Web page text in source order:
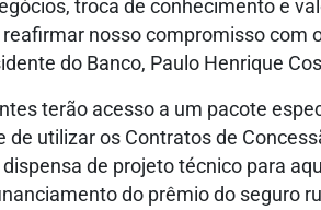
troca de conhecimento e
nosso compromisso com
do Banco, Paulo Henrique
terão acesso a um pacote
utilizar os Contratos de
dispensa de projeto técnico para
do prêmio do seguro